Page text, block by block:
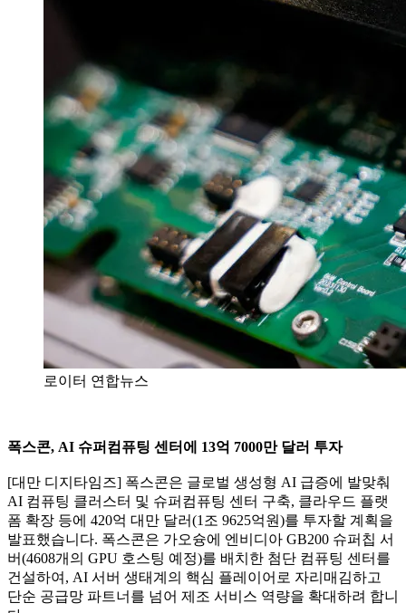
로이터 연합뉴스
폭스콘, AI 슈퍼컴퓨팅 센터에 13억 7000만 달러 투자
[대만 디지타임즈] 폭스콘은 글로벌 생성형 AI 급증에 발맞춰
AI 컴퓨팅 클러스터 및 슈퍼컴퓨팅 센터 구축, 클라우드 플랫
폼 확장 등에 420억 대만 달러(1조 9625억원)를 투자할 계획을
발표했습니다. 폭스콘은 가오슝에 엔비디아 GB200 슈퍼칩 서
버(4608개의 GPU 호스팅 예정)를 배치한 첨단 컴퓨팅 센터를
건설하여, AI 서버 생태계의 핵심 플레이어로 자리매김하고
단순 공급망 파트너를 넘어 제조 서비스 역량을 확대하려 합니